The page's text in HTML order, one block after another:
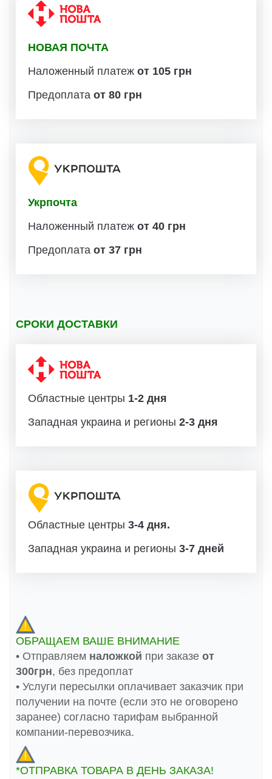
НОВАЯ ПОЧТА
Наложенный платеж от 105 грн
Предоплата от 80 грн
Укрпочта
Наложенный платеж от 40 грн
Предоплата от 37 грн
СРОКИ ДОСТАВКИ
Областные центры 1-2 дня
Западная украина и регионы 2-3 дня
Областные центры 3-4 дня.
Западная украина и регионы 3-7 дней
ОБРАЩАЕМ ВАШЕ ВНИМАНИЕ
• Отправляем наложкой при заказе от
300грн, без предоплат
• Услуги пересылки оплачивает заказчик при
получении на почте (если это не оговорено
заранее) согласно тарифам выбранной
компании-перевозчика.
*ОТПРАВКА ТОВАРА В ДЕНЬ ЗАКАЗА!